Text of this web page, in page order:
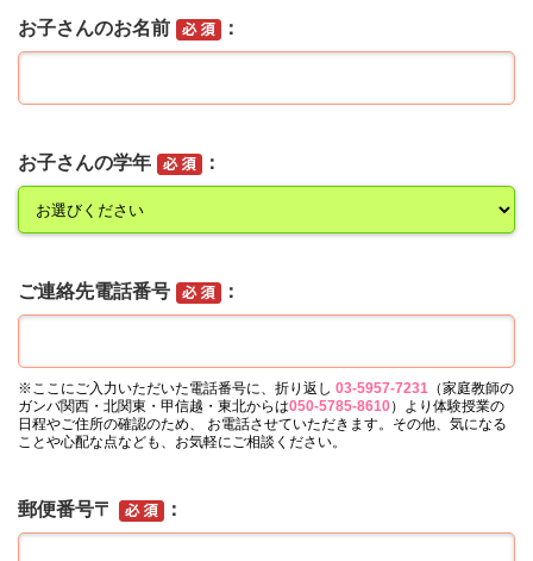
お子さんのお名前
お子さんの学年
ご連絡先電話番号
※ここにご入力いただいた電話番号に、折り返し 03-5957-7231 （家庭教師の
ガンバ関西・北関東・甲信越・東北からは050-5785-8610）より体験授業の
日程やご住所の確認のため、 お電話させていただきます。その他、気になる
ことや心配な点なども、お気軽にご相談ください。
郵便番号〒